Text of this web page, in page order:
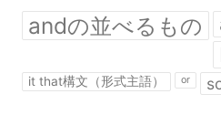
andの並べるもの
it that構文（形式主語） or